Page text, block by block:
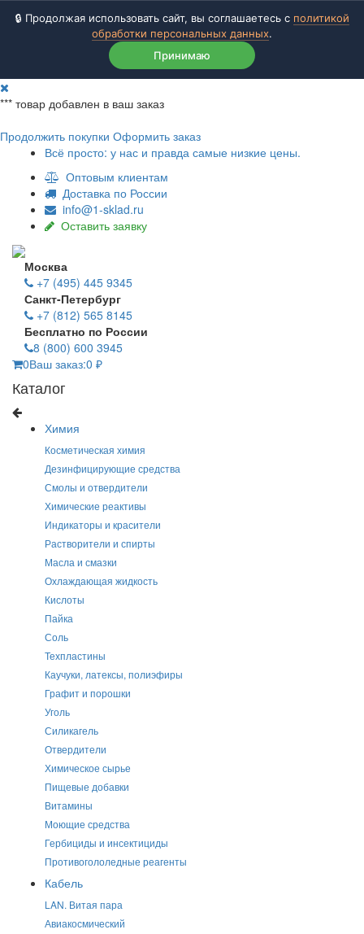
🔒 Продолжая использовать сайт, вы соглашаетесь с политикой
обработки персональных данных.
Принимаю
*** товар добавлен в ваш заказ
Продолжить покупки Оформить заказ
Всё просто: у нас и правда самые низкие цены.
Оптовым клиентам
Доставка по России
info@1-sklad.ru
Оставить заявку
Москва
+7 (495) 445 9345
Санкт-Петербург
+7 (812) 565 8145
Бесплатно по России
8 (800) 600 3945
0Ваш заказ:0 ₽
Каталог
Химия
Косметическая химия
Дезинфицирующие средства
Смолы и отвердители
Химические реактивы
Индикаторы и красители
Растворители и спирты
Масла и смазки
Охлаждающая жидкость
Кислоты
Пайка
Соль
Техпластины
Каучуки, латексы, полиэфиры
Графит и порошки
Уголь
Силикагель
Отвердители
Химическое сырье
Пищевые добавки
Витамины
Моющие средства
Гербициды и инсектициды
Противогололедные реагенты
Кабель
LAN. Витая пара
Авиакосмический